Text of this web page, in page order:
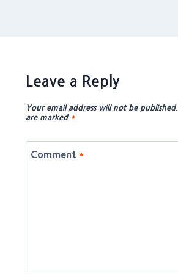
Leave a Reply
Your email address will not be published.
are marked *
Comment *